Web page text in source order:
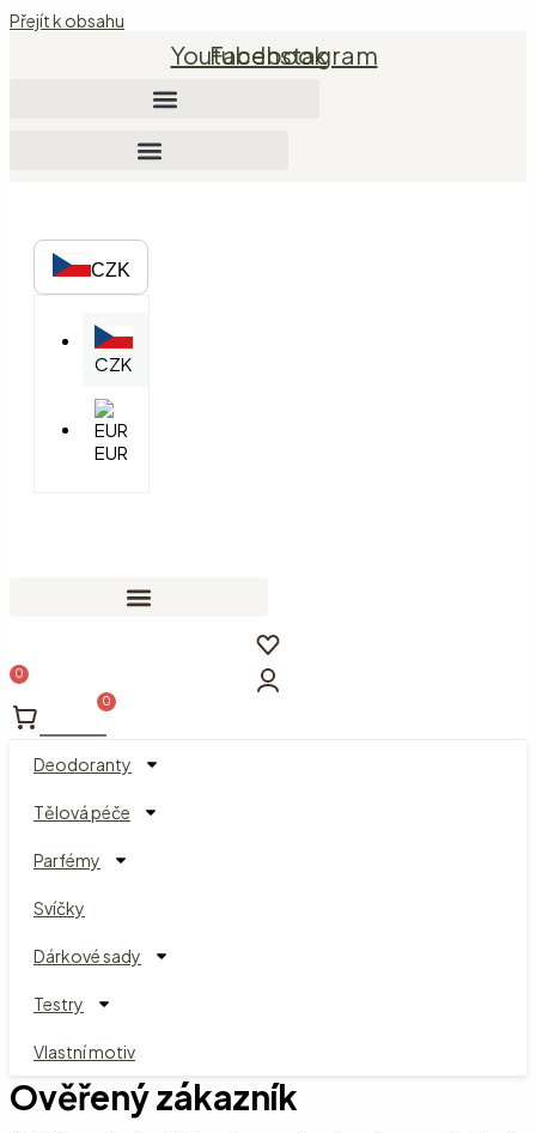
Přejít k obsahu
Youtube
Facebook
Instagram
CZK
CZK
EUR
0
Cart
Deodoranty
Tělová péče
Parfémy
Svíčky
Dárkové sady
Testry
Vlastní motiv
Ověřený zákazník